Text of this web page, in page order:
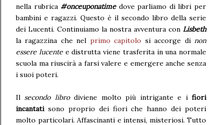
nella rubrica #onceuponatimedove parliamo di libri per
bambini e ragazzi. Questo è il secondo libro della serie
dei Lucenti. Continuiamo la nostra avventura con Lisbeth
la ragazzina che nel primo capitolo si accorge dinon
essere lucentee distrutta viene trasferita in una normale
scuola ma riuscirà a farsi valere e emergere anche senza
i suoi poteri.
Il secondo librodiviene molto più intrigante e ifiori
incantatisono proprio dei fiori che hanno dei poteri
molto particolari. Affascinanti e intensi, misteriosi. Tutto